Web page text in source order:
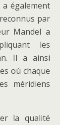
également
par
Mandel a
les
Il a ainsi
où chaque
méridiens
la qualité